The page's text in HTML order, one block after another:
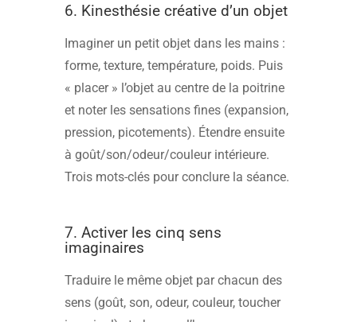
6. Kinesthésie créative d’un objet
Imaginer un petit objet dans les mains :
forme, texture, température, poids. Puis
« placer » l’objet au centre de la poitrine
et noter les sensations fines (expansion,
pression, picotements). Étendre ensuite
à goût/son/odeur/couleur intérieure.
Trois mots-clés pour conclure la séance.
7. Activer les cinq sens
imaginaires
Traduire le même objet par chacun des
sens (goût, son, odeur, couleur, toucher